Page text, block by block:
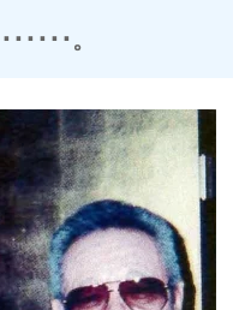
････。